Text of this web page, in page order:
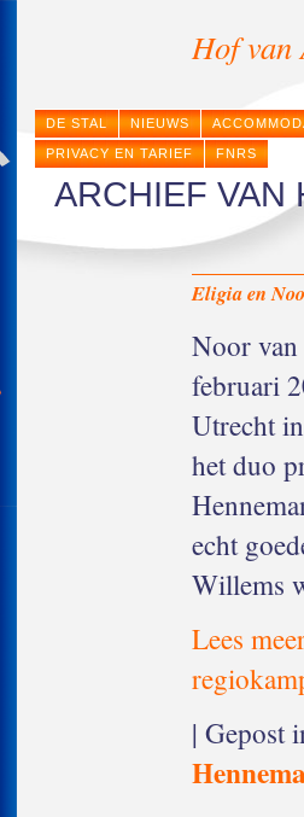
Hof van
DE STAL NIEUWS
PRIVACY EN TARIEF FNRS
ARCHIEF VAN
Eligia en
Noor
februari
Utrecht
het duo
echt
Willems
Lees
| Gepost